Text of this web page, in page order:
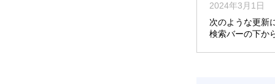
2024年3月1日
次のような更新
検索バーの下か